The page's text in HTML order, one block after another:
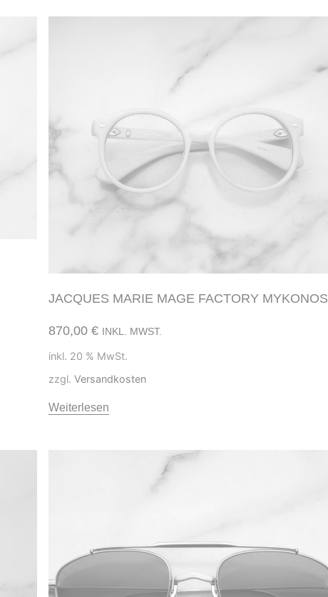
JACQUES MARIE MAGE FACTORY MYKONOS
870,00 € INKL. MWST.
inkl. 20 % MwSt.
zzgl. Versandkosten
Weiterlesen